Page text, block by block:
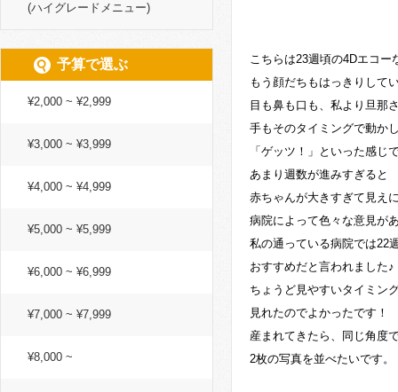
こちらは23週頃の4Dエコー
もう顔だちもはっきりして
目も鼻も口も、私より旦那
手もそのタイミングで動か
「ゲッツ！」といった感じ
あまり週数が進みすぎると
赤ちゃんが大きすぎて見え
病院によって色々な意見が
私の通っている病院では22
おすすめだと言われました♪
ちょうど見やすいタイミン
見れたのでよかったです！
産まれてきたら、同じ角度
2枚の写真を並べたいです。
(ハイグレードメニュー)
予算で選ぶ
¥2,000 ~ ¥2,999
¥3,000 ~ ¥3,999
¥4,000 ~ ¥4,999
¥5,000 ~ ¥5,999
¥6,000 ~ ¥6,999
¥7,000 ~ ¥7,999
¥8,000 ~